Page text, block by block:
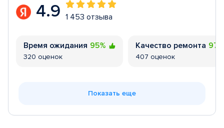
4.9 1 453 отзыва
Время ожидания 95%
320 оценок
Качество ремонта
407 оценок
Показать еще